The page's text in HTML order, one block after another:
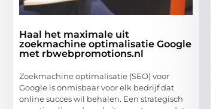
Haal het maximale uit
zoekmachine optimalisatie Google
met rbwebpromotions.nl
Zoekmachine optimalisatie (SEO) voor
Google is onmisbaar voor elk bedrijf dat
online succes wil behalen. Een strategisch